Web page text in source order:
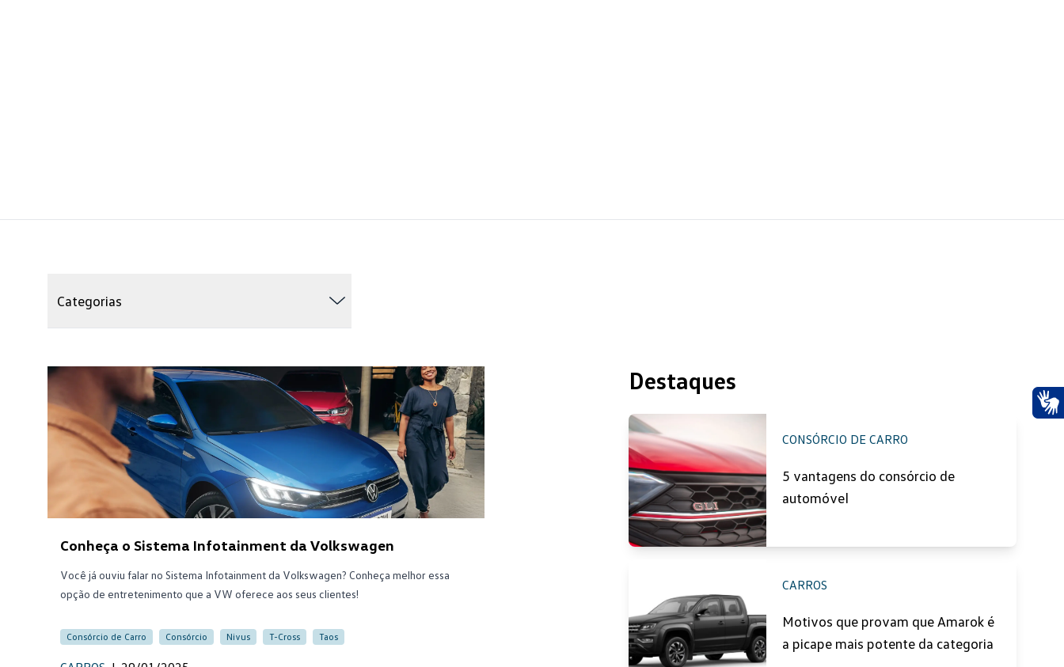
Categorias
Conheça o Sistema Infotainment da Volkswagen
Você já ouviu falar no Sistema Infotainment da Volkswagen? Conheça melhor essa
opção de entretenimento que a VW oferece aos seus clientes!
Consórcio de Carro Consórcio Nivus T-Cross Taos
Destaques
CONSÓRCIO DE CARRO
5 vantagens do consórcio de
automóvel
CARROS
Motivos que provam que Amarok é
a picape mais potente da categoria